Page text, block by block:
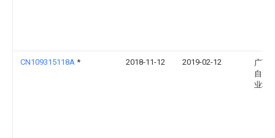
CN109315118A * 2018-11-12 2019-02-12
广西
自治
业科